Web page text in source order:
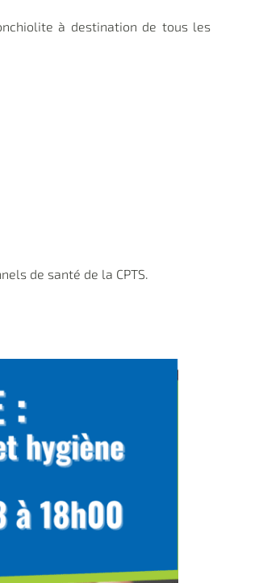
à destination de tous les
de santé de la CPTS.